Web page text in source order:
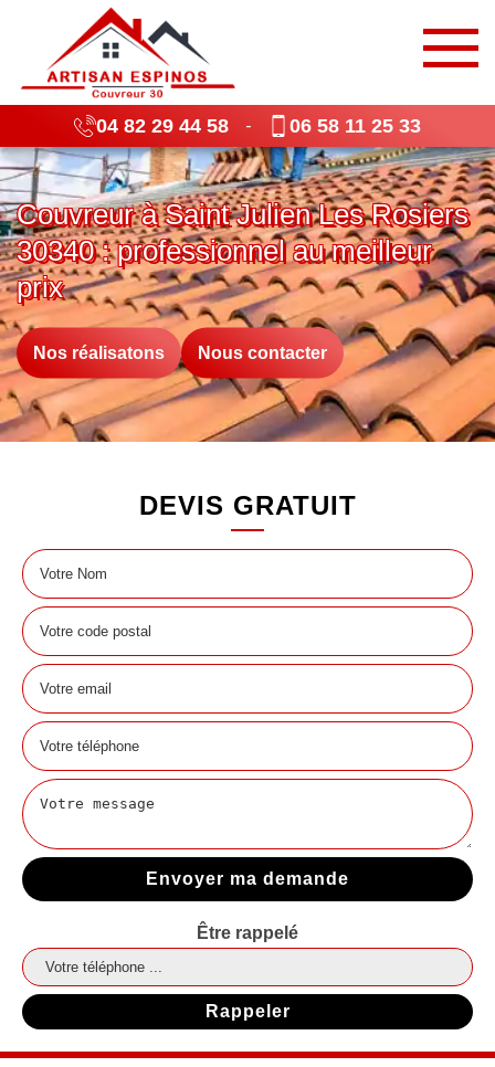
04 82 29 44 58 - 06 58 11 25 33
Couvreur à Saint Julien Les Rosiers
30340 : professionnel au meilleur
prix
Nos réalisatons Nous contacter
DEVIS GRATUIT
Être rappelé